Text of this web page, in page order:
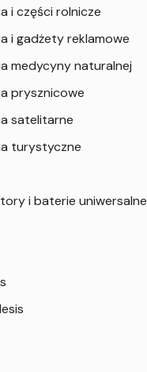
i części rolnicze
i gadżety reklamowe
medycyny naturalnej
prysznicowe
satelitarne
turystyczne
i baterie uniwersalne